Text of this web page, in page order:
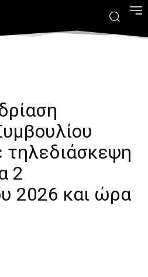
τηλεδιάσκεψη
2
2026 και ώρα